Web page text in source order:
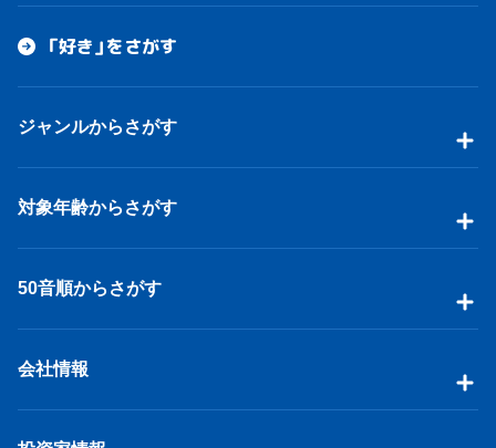
「好き」をさがす
ジャンルからさがす
対象年齢からさがす
50音順からさがす
会社情報